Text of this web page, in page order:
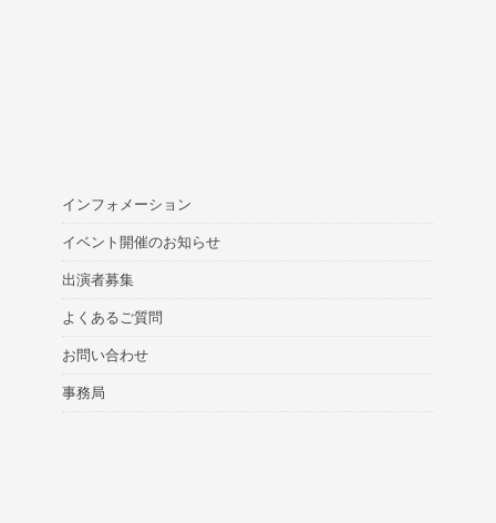
インフォメーション
イベント開催のお知らせ
出演者募集
よくあるご質問
お問い合わせ
事務局